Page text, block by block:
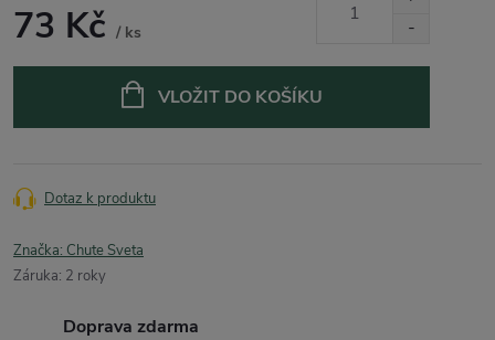
73 Kč / ks
VLOŽIT DO KOŠÍKU
Dotaz k produktu
Značka: Chute Sveta
Záruka: 2 roky
Doprava zdarma